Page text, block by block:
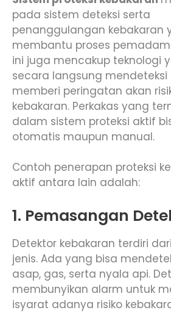
pada sistem deteksi serta
penanggulangan kebakaran
membantu proses
ini juga mencakup teknologi
secara langsung mendeteksi
memberi peringatan akan
kebakaran. Perkakas yang
dalam sistem proteksi aktif
otomatis maupun manual.
Contoh penerapan proteksi
aktif antara lain adalah:
1. Pemasangan
Detektor kebakaran terdiri
jenis. Ada yang bisa
asap, gas, serta nyala api.
membunyikan alarm untuk
isyarat adanya risiko